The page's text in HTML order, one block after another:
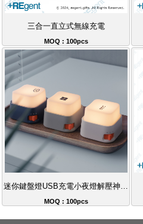
三合一直立式無線充電
MOQ : 100pcs
MOQ : 100pcs